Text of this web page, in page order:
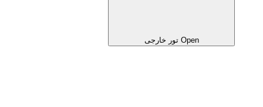
Open تور خارجی